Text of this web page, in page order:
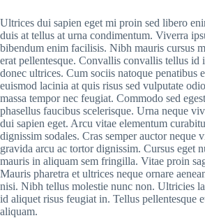
Ultrices dui sapien eget mi proin sed libero
duis at tellus at urna condimentum. Viverra
bibendum enim facilisis. Nibh mauris cursus
erat pellentesque. Convallis convallis tellus id
donec ultrices. Cum sociis natoque penatibus
euismod lacinia at quis risus sed vulputate
massa tempor nec feugiat. Commodo sed
phasellus faucibus scelerisque. Urna neque
dui sapien eget. Arcu vitae elementum
dignissim sodales. Cras semper auctor neque
gravida arcu ac tortor dignissim. Cursus eget
mauris in aliquam sem fringilla. Vitae proin
Mauris pharetra et ultrices neque ornare
nisi. Nibh tellus molestie nunc non. Ultricies
id aliquet risus feugiat in. Tellus pellentesque
aliquam.